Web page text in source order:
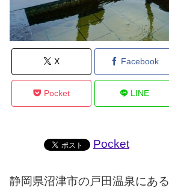
X Facebook
Pocket LINE
Pocket
静岡県沼津市の戸田温泉にある